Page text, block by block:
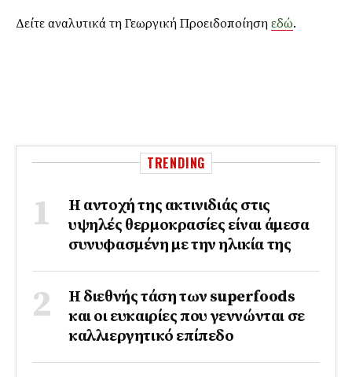
Δείτε αναλυτικά τη Γεωργική Προειδοποίηση εδώ.
TRENDING
Η αντοχή της ακτινιδιάς στις
υψηλές θερμοκρασίες είναι άμεσα
συνυφασμένη με την ηλικία της
Η διεθνής τάση των superfoods
και οι ευκαιρίες που γεννώνται σε
καλλιεργητικό επίπεδο